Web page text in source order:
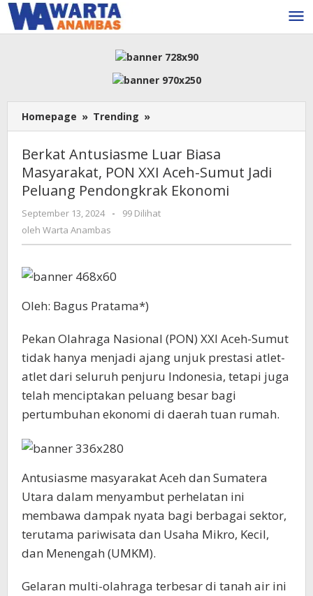
Lewati
ke
konten
Homepage » Trending »
Antusiasme
Biasa
Masyarakat,
PON
Aceh-
Jadi
Berkat Antusiasme Luar Biasa
Masyarakat, PON XXI Aceh-Sumut Jadi
Peluang Pendongkrak Ekonomi
September 13, 2024
oleh
-
99 Dilihat
oleh Warta Anambas
Oleh: Bagus Pratama*)
Pekan Olahraga Nasional (PON) XXI Aceh-Sumut
tidak hanya menjadi ajang unjuk prestasi atlet-
atlet dari seluruh penjuru Indonesia, tetapi juga
telah menciptakan peluang besar bagi
pertumbuhan ekonomi di daerah tuan rumah.
Antusiasme masyarakat Aceh dan Sumatera
Utara dalam menyambut perhelatan ini
membawa dampak nyata bagi berbagai sektor,
terutama pariwisata dan Usaha Mikro, Kecil,
dan Menengah (UMKM).
Gelaran multi-olahraga terbesar di tanah air ini